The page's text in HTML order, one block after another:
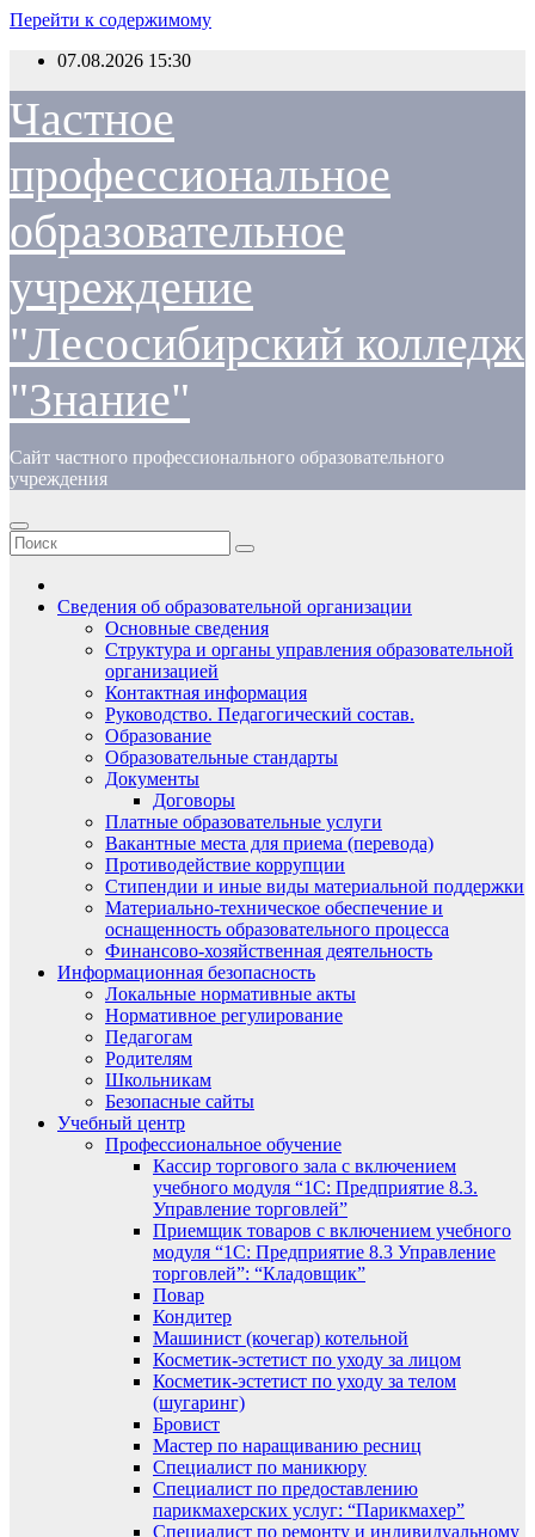
Перейти к содержимому
07.08.2026 15:30
Частное
профессиональное
образовательное
учреждение
"Лесосибирский колледж
"Знание"
Сайт частного профессионального образовательного
учреждения
Сведения об образовательной организации
Основные сведения
Структура и органы управления образовательной
организацией
Контактная информация
Руководство. Педагогический состав.
Образование
Образовательные стандарты
Документы
Договоры
Платные образовательные услуги
Вакантные места для приема (перевода)
Противодействие коррупции
Стипендии и иные виды материальной поддержки
Материально-техническое обеспечение и
оснащенность образовательного процесса
Финансово-хозяйственная деятельность
Информационная безопасность
Локальные нормативные акты
Нормативное регулирование
Педагогам
Родителям
Школьникам
Безопасные сайты
Учебный центр
Профессиональное обучение
Кассир торгового зала с включением
учебного модуля “1С: Предприятие 8.3.
Управление торговлей”
Приемщик товаров с включением учебного
модуля “1С: Предприятие 8.3 Управление
торговлей”: “Кладовщик”
Повар
Кондитер
Машинист (кочегар) котельной
Косметик-эстетист по уходу за лицом
Косметик-эстетист по уходу за телом
(шугаринг)
Бровист
Мастер по наращиванию ресниц
Специалист по маникюру
Специалист по предоставлению
парикмахерских услуг: “Парикмахер”
Специалист по ремонту и индивидуальному